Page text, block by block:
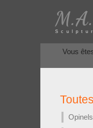
Vous